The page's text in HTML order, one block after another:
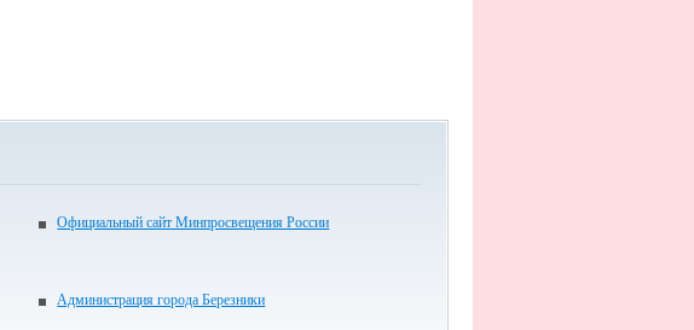
Официальный сайт Минпросвещения России
Администрация города Березники